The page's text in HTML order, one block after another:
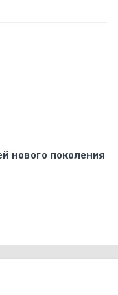
нового поколения